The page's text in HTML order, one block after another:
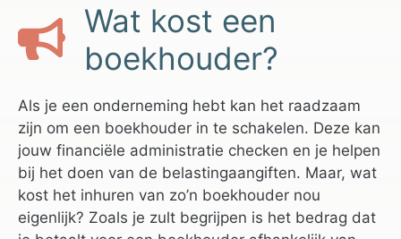
Wat kost een
boekhouder?
Als je een onderneming hebt kan het raadzaam
zijn om een boekhouder in te schakelen. Deze kan
jouw financiële administratie checken en je helpen
bij het doen van de belastingaangiften. Maar, wat
kost het inhuren van zo’n boekhouder nou
eigenlijk? Zoals je zult begrijpen is het bedrag dat